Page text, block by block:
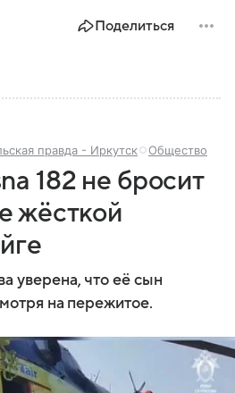
Поделиться
правда - Иркутск Общество
182 не бросит
жёсткой
уверена, что её сын
на пережитое.